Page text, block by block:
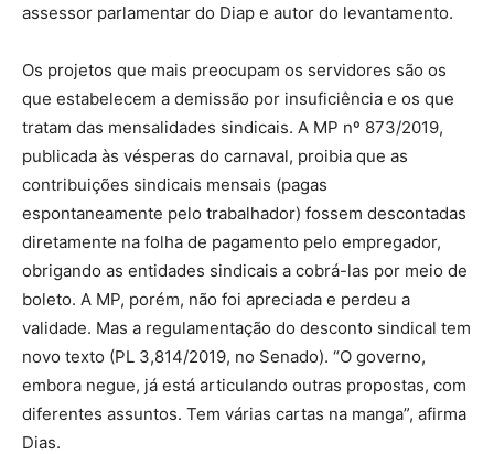
assessor parlamentar do Diap e autor do levantamento.
Os projetos que mais preocupam os servidores são os
que estabelecem a demissão por insuficiência e os que
tratam das mensalidades sindicais. A MP nº 873/2019,
publicada às vésperas do carnaval, proibia que as
contribuições sindicais mensais (pagas
espontaneamente pelo trabalhador) fossem descontadas
diretamente na folha de pagamento pelo empregador,
obrigando as entidades sindicais a cobrá-las por meio de
boleto. A MP, porém, não foi apreciada e perdeu a
validade. Mas a regulamentação do desconto sindical tem
novo texto (PL 3,814/2019, no Senado). “O governo,
embora negue, já está articulando outras propostas, com
diferentes assuntos. Tem várias cartas na manga”, afirma
Dias.